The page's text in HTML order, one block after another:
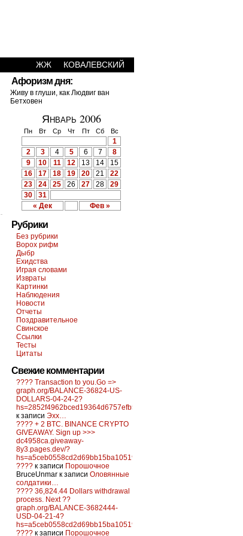
ЖЖ КОВАЛЕВСКИЙ
Афоризм дня:
Живу в глуши, как Людвиг ван
Бетховен
Январь 2006
Пн Вт Ср Чт Пт Сб Вс
« Дек Фев »
1
2
3 4 5 6 7
8
9
10 11 12 13 14
15
16
17 18 19 20 21
22
23
24 25 26 27 28
29
30
31
Рубрики
Без рубрики
Ворох рифм
Дыбр
Ехидства
Играя словами
Извраты
Картинки
Наблюдения
Новости
Отчеты
Поздравительное
Свинское
Ссылки
Тесты
Цитаты
Свежие комментарии
???? Transaction to you.Go =>
graph.org/BALANCE-36824-US-
DOLLARS-04-24-2?
hs=2852f4962bced19364d6757efb5f6a84&
к записи Эхх…
???? + 2 BTC. BINANCE CRYPTO
GIVEAWAY. Sign up >>>
dc4958ca.giveaway-
8y3.pages.dev/?
hs=a5ceb0558cd2d69bb15ba10519f0d6c2&
???? к записи Порошочное
BruceUnmar к записи Оловянные
солдатики…
???? 36,824.44 Dollars withdrawal
process. Next ??
graph.org/BALANCE-3682444-
USD-04-21-4?
hs=a5ceb0558cd2d69bb15ba10519f0d6c2&
???? к записи Порошочное